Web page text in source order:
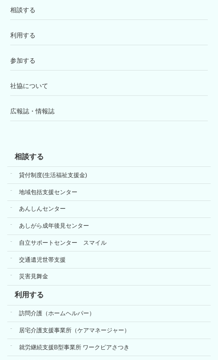
相談する
利用する
参加する
社協について
広報誌・情報誌
相談する
貸付制度(生活福祉支援金)
地域包括支援センター
あんしんセンター
あしがら成年後見センター
自立サポートセンター スマイル
交通遺児世帯支援
災害見舞金
利用する
訪問介護（ホームヘルパー）
居宅介護支援事業所（ケアマネージャー）
就労継続支援B型事業所 ワークピアさつき